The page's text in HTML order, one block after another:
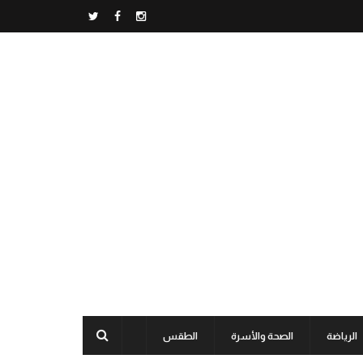
الرياضة الصحة والأسرة الطقس